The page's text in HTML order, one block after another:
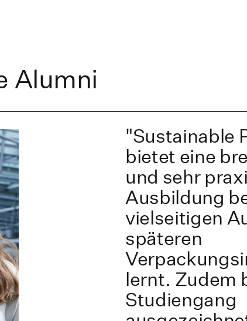
Alumni
"Sustainable
bietet eine
und sehr
Ausbildung
vielseitigen
späteren
lernt. Zudem
Studiengang